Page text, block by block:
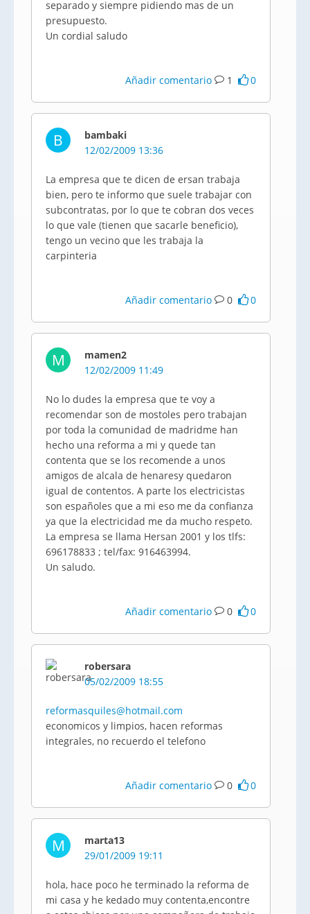
separado y siempre pidiendo mas de un
presupuesto.
Un cordial saludo
Añadir comentario 1 0
B
bambaki
12/02/2009 13:36
La empresa que te dicen de ersan trabaja
bien, pero te informo que suele trabajar con
subcontratas, por lo que te cobran dos veces
lo que vale (tienen que sacarle beneficio),
tengo un vecino que les trabaja la
carpinteria
Añadir comentario 0 0
M
mamen2
12/02/2009 11:49
No lo dudes la empresa que te voy a
recomendar son de mostoles pero trabajan
por toda la comunidad de madridme han
hecho una reforma a mi y quede tan
contenta que se los recomende a unos
amigos de alcala de henaresy quedaron
igual de contentos. A parte los electricistas
son españoles que a mi eso me da confianza
ya que la electricidad me da mucho respeto.
La empresa se llama Hersan 2001 y los tlfs:
696178833 ; tel/fax: 916463994.
Un saludo.
Añadir comentario 0 0
robersara
05/02/2009 18:55
reformasquiles@hotmail.com
economicos y limpios, hacen reformas
integrales, no recuerdo el telefono
Añadir comentario 0 0
M
marta13
29/01/2009 19:11
hola, hace poco he terminado la reforma de
mi casa y he kedado muy contenta,encontre